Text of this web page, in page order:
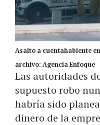
Asalto a cuentahabiente
archivo: Agencia Enfoque
Las autoridades
supuesto robo
habría sido
dinero de la